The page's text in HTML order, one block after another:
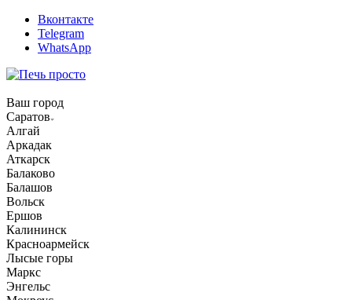
Вконтакте
Telegram
WhatsApp
Ваш город
Саратов
Алгай
Аркадак
Аткарск
Балаково
Балашов
Вольск
Ершов
Калининск
Красноармейск
Лысые горы
Маркс
Энгельс